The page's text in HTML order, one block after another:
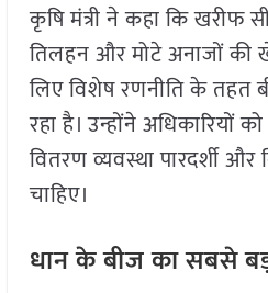
कृषि मंत्री ने कहा कि खरीफ
तिलहन और मोटे अनाजों की
लिए विशेष रणनीति के तहत
रहा है। उन्होंने अधिकारियों
वितरण व्यवस्था पारदर्शी और
चाहिए।
धान के बीज का सबसे